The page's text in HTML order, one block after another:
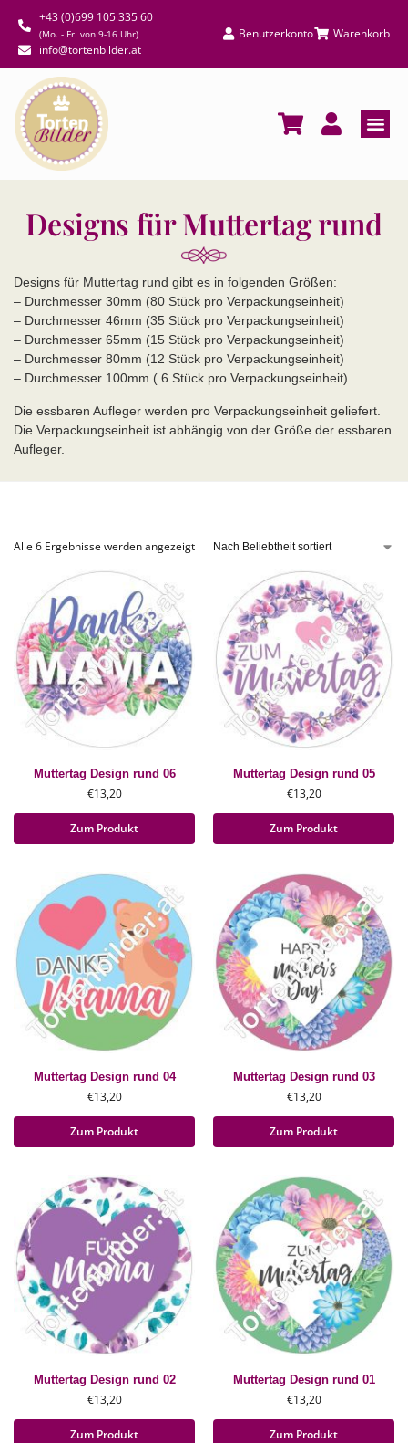
+43 (0)699 105 335 60
(Mo. - Fr. von 9-16 Uhr)
info@tortenbilder.at
Benutzerkonto Warenkorb
Designs für Muttertag rund
Designs für Muttertag rund gibt es in folgenden Größen:
– Durchmesser 30mm (80 Stück pro Verpackungseinheit)
– Durchmesser 46mm (35 Stück pro Verpackungseinheit)
– Durchmesser 65mm (15 Stück pro Verpackungseinheit)
– Durchmesser 80mm (12 Stück pro Verpackungseinheit)
– Durchmesser 100mm ( 6 Stück pro Verpackungseinheit)
Die essbaren Aufleger werden pro Verpackungseinheit geliefert.
Die Verpackungseinheit ist abhängig von der Größe der essbaren
Aufleger.
Alle 6 Ergebnisse werden angezeigt
Muttertag Design rund 06
€13,20
Zum Produkt
Muttertag Design rund 05
€13,20
Zum Produkt
Muttertag Design rund 04
€13,20
Zum Produkt
Muttertag Design rund 03
€13,20
Zum Produkt
Muttertag Design rund 02
€13,20
Zum Produkt
Muttertag Design rund 01
€13,20
Zum Produkt